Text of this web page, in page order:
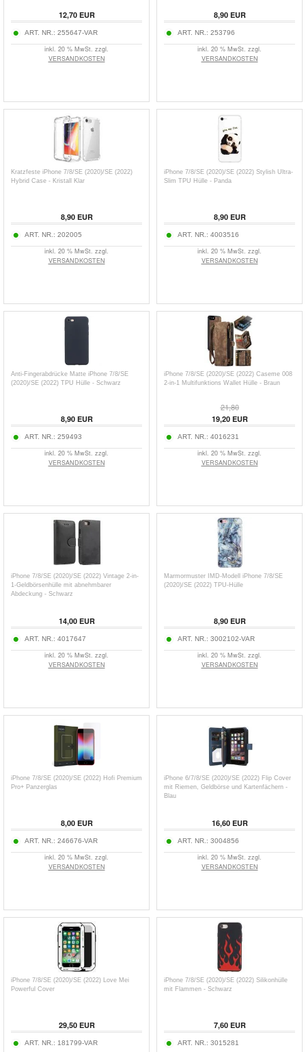
12,70EUR
ART. NR.: 255647-VAR
inkl. 20 % MwSt. zzgl.
VERSANDKOSTEN
8,90EUR
ART. NR.: 253796
inkl. 20 % MwSt. zzgl.
VERSANDKOSTEN
Kratzfeste iPhone 7/8/SE (2020)/SE (2022)
Hybrid Case - Kristall Klar
8,90EUR
ART. NR.: 202005
inkl. 20 % MwSt. zzgl.
VERSANDKOSTEN
iPhone 7/8/SE (2020)/SE (2022) Stylish Ultra-
Slim TPU Hülle - Panda
8,90EUR
ART. NR.: 4003516
inkl. 20 % MwSt. zzgl.
VERSANDKOSTEN
Anti-Fingerabdrücke Matte iPhone 7/8/SE
(2020)/SE (2022) TPU Hülle - Schwarz
8,90EUR
ART. NR.: 259493
inkl. 20 % MwSt. zzgl.
VERSANDKOSTEN
iPhone 7/8/SE (2020)/SE (2022) Caseme 008
2-in-1 Multifunktions Wallet Hülle - Braun
21,80
19,20EUR
ART. NR.: 4016231
inkl. 20 % MwSt. zzgl.
VERSANDKOSTEN
iPhone 7/8/SE (2020)/SE (2022) Vintage 2-in-
1-Geldbörsenhülle mit abnehmbarer
Abdeckung - Schwarz
14,00EUR
ART. NR.: 4017647
inkl. 20 % MwSt. zzgl.
VERSANDKOSTEN
Marmormuster IMD-Modell iPhone 7/8/SE
(2020)/SE (2022) TPU-Hülle
8,90EUR
ART. NR.: 3002102-VAR
inkl. 20 % MwSt. zzgl.
VERSANDKOSTEN
iPhone 7/8/SE (2020)/SE (2022) Hofi Premium
Pro+ Panzerglas
8,00EUR
ART. NR.: 246676-VAR
inkl. 20 % MwSt. zzgl.
VERSANDKOSTEN
iPhone 6/7/8/SE (2020)/SE (2022) Flip Cover
mit Riemen, Geldbörse und Kartenfächern -
Blau
16,60EUR
ART. NR.: 3004856
inkl. 20 % MwSt. zzgl.
VERSANDKOSTEN
iPhone 7/8/SE (2020)/SE (2022) Love Mei
Powerful Cover
29,50EUR
ART. NR.: 181799-VAR
iPhone 7/8/SE (2020)/SE (2022) Silikonhülle
mit Flammen - Schwarz
7,60EUR
ART. NR.: 3015281